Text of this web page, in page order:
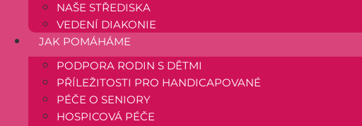
NAŠE STŘEDISKA
VEDENÍ DIAKONIE
JAK POMÁHÁME
PODPORA RODIN S DĚTMI
PŘÍLEŽITOSTI PRO HANDICAPOVANÉ
PÉČE O SENIORY
HOSPICOVÁ PÉČE